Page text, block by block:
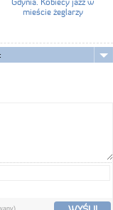
mieście żeglarzy